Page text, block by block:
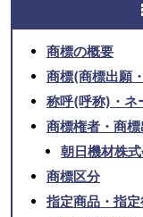
商標の概要
商標(商標出願
称呼(呼称)・ネ
商標権者・商
朝日機材株
商標区分
指定商品・指